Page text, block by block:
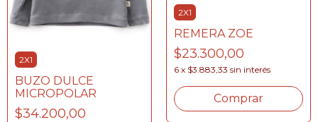
2X1
BUZO DULCE
MICROPOLAR
$34.200,00
2X1
REMERA ZOE
$23.300,00
6 x $3.883,33 sin interés
Comprar